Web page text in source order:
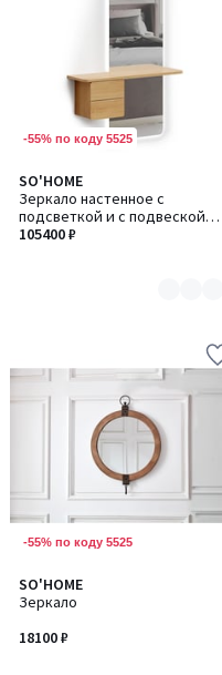
-55% по коду 5525
SO'HOME
Зеркало настенное с
подсветкой и с подвеской
тумбой 170 см
105400 ₽
Количество
цветов:
2
-55% по коду 5525
SO'HOME
Зеркало
18100 ₽